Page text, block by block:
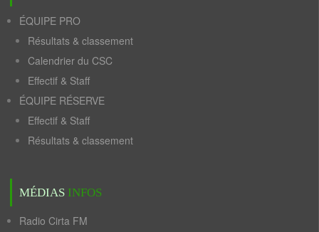
ÉQUIPE PRO
Résultats & classement
Calendrier du CSC
Effectif & Staff
ÉQUIPE RÉSERVE
Effectif & Staff
Résultats & classement
MÉDIAS INFOS
Radio Cirta FM